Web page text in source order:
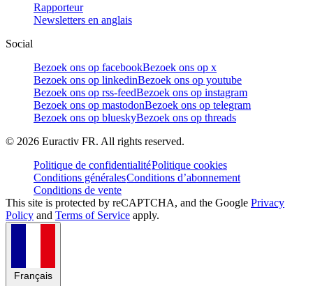
Rapporteur
Newsletters en anglais
Social
Bezoek ons op facebookBezoek ons op x
Bezoek ons op linkedinBezoek ons op youtube
Bezoek ons op rss-feedBezoek ons op instagram
Bezoek ons op mastodonBezoek ons op telegram
Bezoek ons op blueskyBezoek ons op threads
© 2026 Euractiv FR. All rights reserved.
Politique de confidentialitéPolitique cookies
Conditions généralesConditions d’abonnement
Conditions de vente
This site is protected by reCAPTCHA, and the Google Privacy
Policy and Terms of Service apply.
Français